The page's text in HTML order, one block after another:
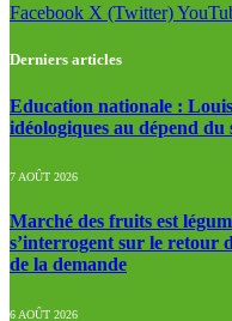
Facebook X (Twitter)
Derniers articles
Education nationale :
idéologiques au dépend du
7 AOÛT 2026
Marché des fruits est
s’interrogent sur le retour
de la demande
6 AOÛT 2026